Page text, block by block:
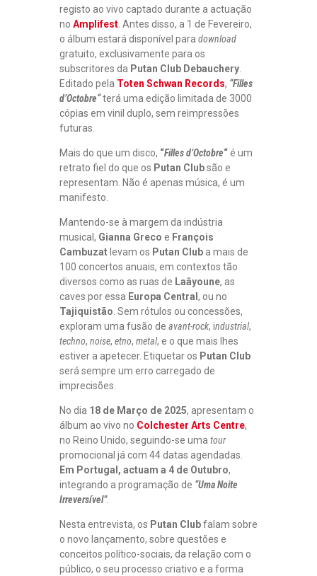
registo ao vivo captado durante a actuação
no Amplifest. Antes disso, a 1 de Fevereiro,
o álbum estará disponível paradownload
gratuito, exclusivamente para os
subscritores da Putan Club Debauchery.
Editado pela Toten Schwan Records, “Filles
d’Octobre“terá uma edição limitada de 3000
cópias em vinil duplo, sem reimpressões
futuras.
Mais do que um disco, “Filles d’Octobre“é um
retrato fiel do que os Putan Clubsão e
representam. Não é apenas música, é um
manifesto.
Mantendo-se à margem da indústria
musical, Gianna Greco e François
Cambuzat levam os Putan Club a mais de
100 concertos anuais, em contextos tão
diversos como as ruas de Laâyoune, as
caves por essa Europa Central , ou no
Tajiquistão. Sem rótulos ou concessões,
exploram uma fusão de avant-rock, industrial,
techno, noise, etno, metal, e o que mais lhes
estiver a apetecer. Etiquetar os Putan Club
será sempre um erro carregado de
imprecisões.
No dia 18 de Março de 2025, apresentam o
álbum ao vivo no Colchester Arts Centre,
no Reino Unido, seguindo-se umatour
promocional já com 44 datas agendadas.
Em Portugal, actuam a 4 de Outubro,
integrando a programação de “Uma Noite
Irreversível”.
Nesta entrevista, os Putan Clubfalam sobre
o novo lançamento, sobre questões e
conceitos político-sociais, da relação com o
público, o seu processo criativo e a forma